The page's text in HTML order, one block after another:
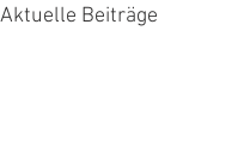
Aktuelle Beiträge